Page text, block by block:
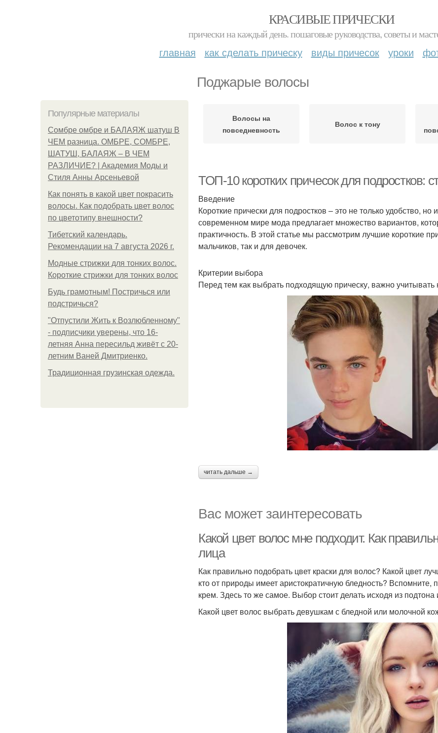
КРАСИВЫЕ ПРИЧЕСКИ
прически на каждый день. пошаговые руководства, советы и
главная как сделать прическу виды причесок уроки
Поджарые волосы
Популярные материалы
Сомбре омбре и БАЛАЯЖ шатуш В
ЧЕМ разница. ОМБРЕ, СОМБРЕ,
ШАТУШ, БАЛАЯЖ – В ЧЕМ
РАЗЛИЧИЕ? | Академия Моды и
Стиля Анны Арсеньевой
Как понять в какой цвет покрасить
волосы. Как подобрать цвет волос
по цветотипу внешности?
Тибетский календарь.
Рекомендации на 7 августа 2026 г.
Модные стрижки для тонких волос.
Короткие стрижки для тонких волос
Будь грамотным! Постричься или
подстричься?
"Отпустили Жить к Возлюбленному"
- подписчики уверены, что 16-
летняя Анна пересильд живёт с 20-
летним Ваней Дмитриенко.
Традиционная грузинская одежда.
Волосы на
повседневность
Волос к тону
ТОП-10 коротких причесок для подростков:
Введение
Короткие прически для подростков – это не только удобство,
современном мире мода предлагает множество вариантов,
практичность. В этой статье мы рассмотрим лучшие короткие
мальчиков, так и для девочек.
Критерии выбора
Перед тем как выбрать подходящую прическу, важно учитывать
читать дальше →
Вас может заинтересовать
Какой цвет волос мне подходит. Как
лица
Как правильно подобрать цвет краски для волос? Какой цвет
кто от природы имеет аристократичную бледность?
крем. Здесь то же самое. Выбор стоит делать исходя из подтона
Какой цвет волос выбрать девушкам с бледной или молочной